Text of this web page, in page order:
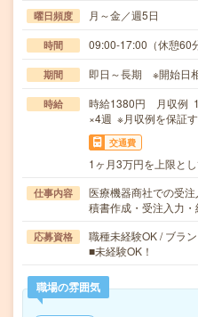
曜日頻度 月～金／週5日
時間 09:00-17:00（休憩60
期間 即日～長期 ※開始日
時給
時給1380円 月収例
×4週 ※月収例を保証す
交通費
1ヶ月3万円を上限と
仕事内容
医療機器商社での受
積書作成・受注入力
応募資格
職種未経験OK / ブラ
■未経験OK！
職場の雰囲気